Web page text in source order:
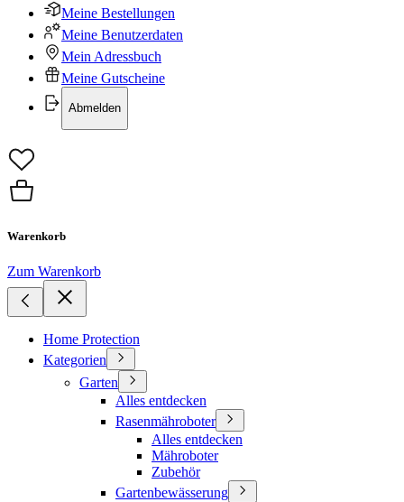
Meine Bestellungen
Meine Benutzerdaten
Mein Adressbuch
Meine Gutscheine
Abmelden
Warenkorb
Zum Warenkorb
Home Protection
Kategorien
Garten
Alles entdecken
Rasenmähroboter
Alles entdecken
Mähroboter
Zubehör
Gartenbewässerung